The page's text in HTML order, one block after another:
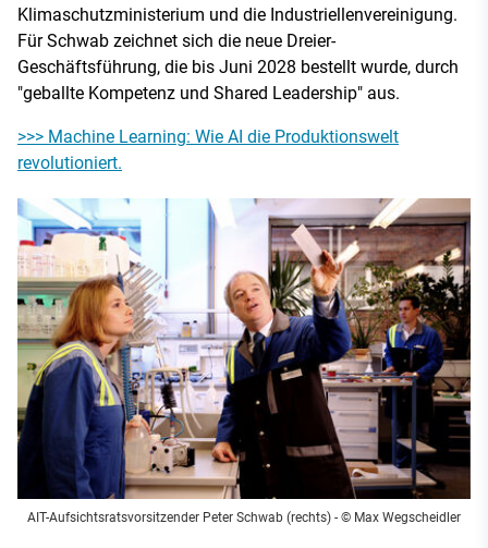
Klimaschutzministerium und die Industriellenvereinigung.
Für Schwab zeichnet sich die neue Dreier-
Geschäftsführung, die bis Juni 2028 bestellt wurde, durch
"geballte Kompetenz und Shared Leadership" aus.
>>> Machine Learning: Wie AI die Produktionswelt
revolutioniert.
AIT-Aufsichtsratsvorsitzender Peter Schwab (rechts) - © Max Wegscheidler